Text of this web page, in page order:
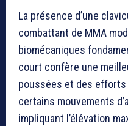
La présence d’une
combattant de MMA
biomécaniques
court confère une
poussées et des
certains mouvements
impliquant l’élévation